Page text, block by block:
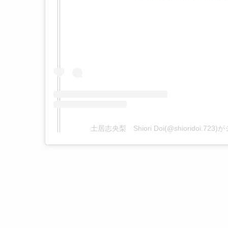
土居志央梨 Shiori Doi(@shioridoi.723)が